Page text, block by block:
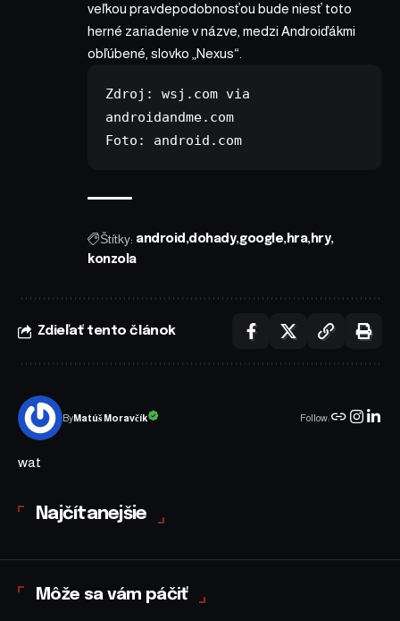
veľkou pravdepodobnosťou bude niesť toto
herné zariadenie v názve, medzi Androiďákmi
obľúbené, slovko „Nexus“.
Zdroj: wsj.com
Foto: android.com
Štítky: android dohady google hra hry
konzola
Zdieľať tento článok
ByMatúš Moravčík Follow:
wat
Najčítanejšie
Môže sa vám páčiť